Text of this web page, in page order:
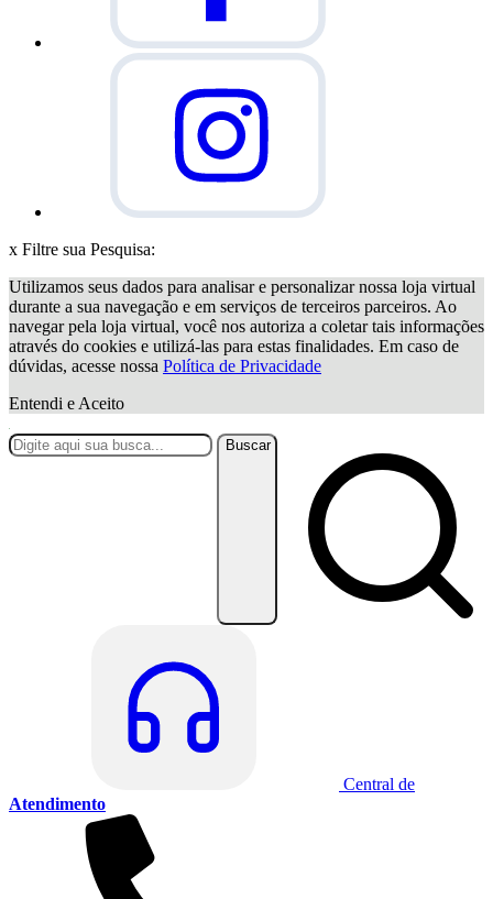
x Filtre sua Pesquisa:
Utilizamos seus dados para analisar e personalizar nossa loja virtual
durante a sua navegação e em serviços de terceiros parceiros. Ao
navegar pela loja virtual, você nos autoriza a coletar tais informações
através do cookies e utilizá-las para estas finalidades. Em caso de
dúvidas, acesse nossa Política de Privacidade
Entendi e Aceito
Buscar
Central de
Atendimento